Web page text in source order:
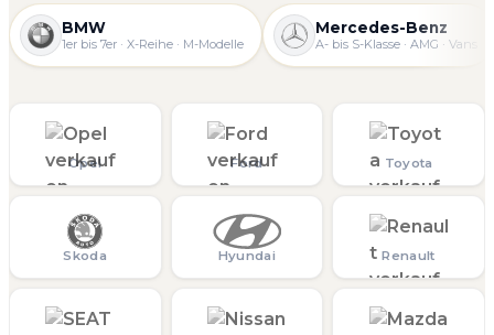
BMW
1er bis 7er · X-Reihe · M-Modelle
Mercedes-Benz
A- bis S-Klasse · AMG · Vans
Opel Ford Toyota
Skoda Hyundai Renault